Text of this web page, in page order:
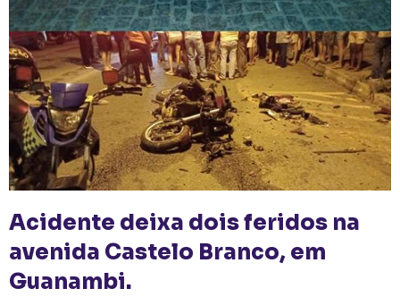
Acidente deixa dois feridos na
avenida Castelo Branco, em
Guanambi.